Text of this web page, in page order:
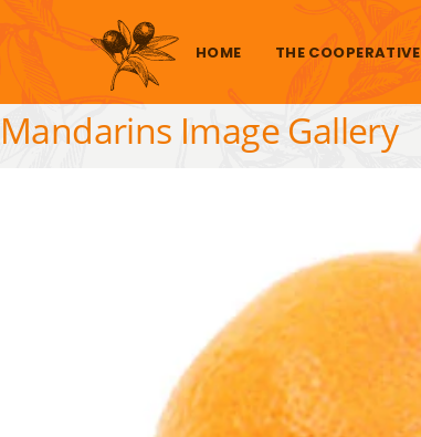
Skip to content
HOME THE COOPERATIVE
Mandarins Image Gallery